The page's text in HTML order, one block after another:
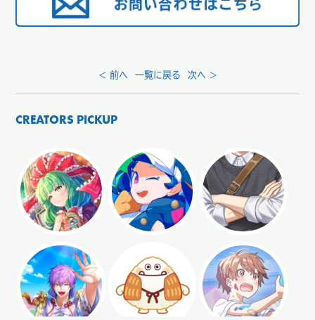
< 前へ 一覧に戻る 次へ >
CREATORS PICKUP